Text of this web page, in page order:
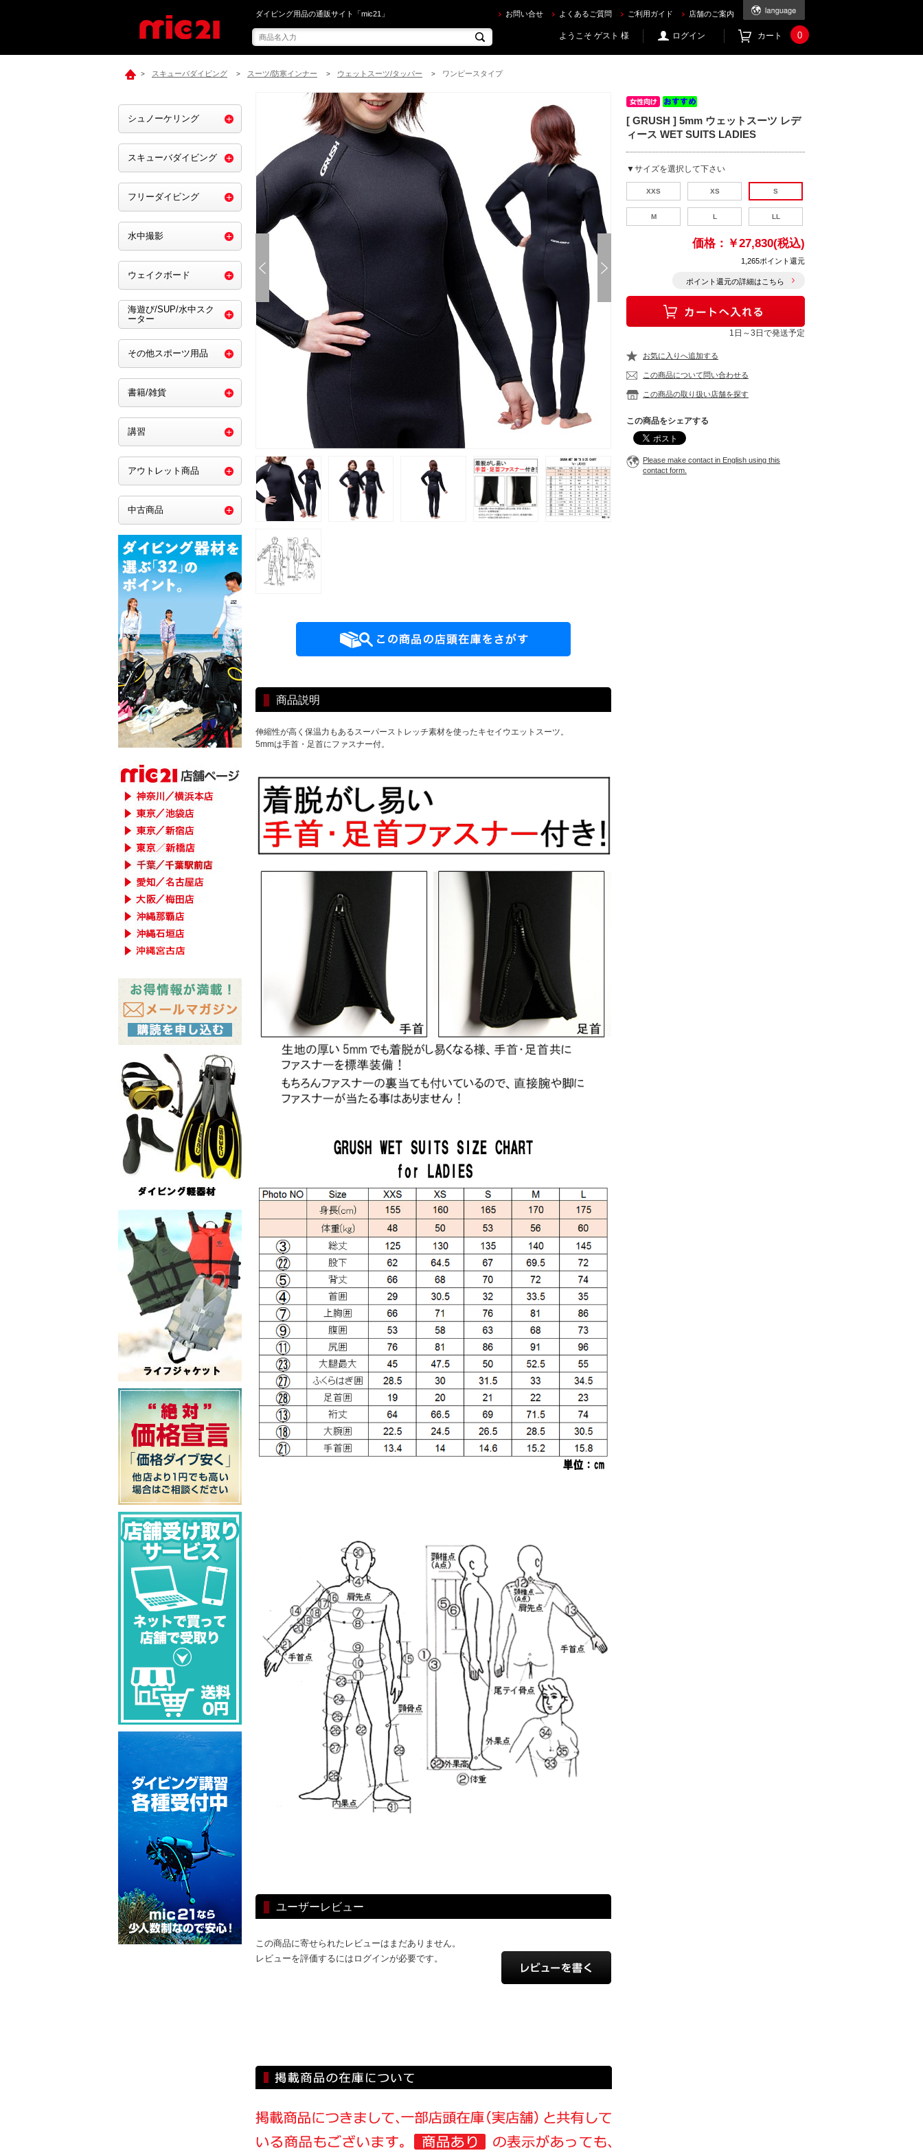
mic21で[ GRUSH ] 5mm ウェットスーツ レディース WET SUITS LADIES を買うならec.mic21.com
ダイビング用品の通販サイト「mic21」 お問い合せ よくあるご質問 ご利用ガイド 店舗のご案内
ようこそ ゲスト 様 ログイン カート 0
> スキューバダイビング > スーツ/防寒インナー > ウェットスーツ/タッパー > ワンピースタイプ
商品説明
伸縮性が高く保温力もあるスーパーストレッチ素材を使ったキセイウエットスーツ。
5mmは手首・足首にファスナー付。
ユーザーレビュー
この商品に寄せられたレビューはまだありません。
レビューを評価するにはログインが必要です。
[ GRUSH ] 5mm ウェットスーツ レデ
ィース WET SUITS LADIES
▼サイズを選択して下さい
XXS XS S
M L LL
価格： ￥27,830(税込)
1,265ポイント還元
ポイント還元の詳細はこちら
1日～3日で発送予定
お気に入りへ追加する
この商品について問い合わせる
この商品の取り扱い店舗を探す
この商品をシェアする
Please make contact in English using this
contact form.
シュノーケリング
スキューバダイビング
フリーダイビング
水中撮影
ウェイクボード
海遊び/SUP/水中スク
ーター
その他スポーツ用品
書籍/雑貨
講習
アウトレット商品
中古商品